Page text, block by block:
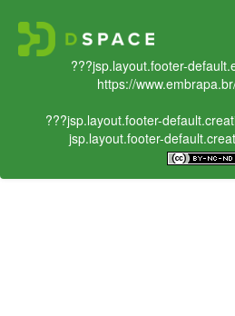
???jsp.layout.footer-
https://
???jsp.layout.footer-
jsp.layout.footer-